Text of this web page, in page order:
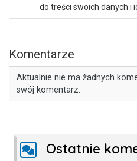
do treści swoich danych i
Komentarze
Aktualnie nie ma żadnych
swój komentarz.
Ostatnie